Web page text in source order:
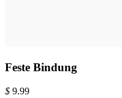
Feste Bindung
$ 9.99